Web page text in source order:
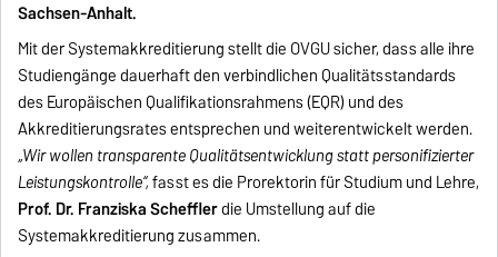
Sachsen-Anhalt.
Mit der Systemakkreditierung stellt die OVGU sicher, dass alle ihre
Studiengänge dauerhaft den verbindlichen Qualitätsstandards
des Europäischen Qualifikationsrahmens (EQR) und des
Akkreditierungsrates entsprechen und weiterentwickelt werden.
„Wir wollen transparente Qualitätsentwicklung statt personifizierter
Leistungskontrolle“,fasst es die Prorektorin für Studium und Lehre,
Prof. Dr. Franziska Schefflerdie Umstellung auf die
Systemakkreditierung zusammen.